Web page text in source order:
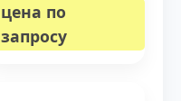
цена по
запросу